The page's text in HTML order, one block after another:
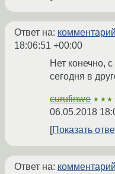
Ответ на: комментарий
18:06:51 +00:00
Нет конечно,
сегодня в
curufinwe
06.05.2018
Показать
Ответ на: комментарий